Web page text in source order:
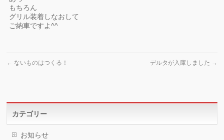
もちろん
グリル装着しなおして
ご納車ですよ^^
← ないものはつくる！ デルタが入庫しました →
カテゴリー
お知らせ